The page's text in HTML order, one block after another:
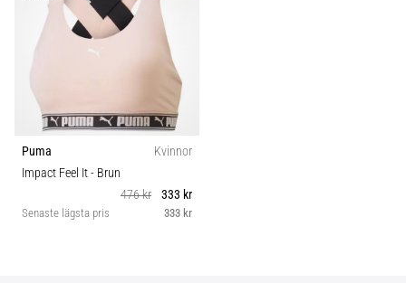
Puma
Kvinnor
Impact Feel It- Brun
476 kr
333 kr
Senaste lägsta pris 333 kr